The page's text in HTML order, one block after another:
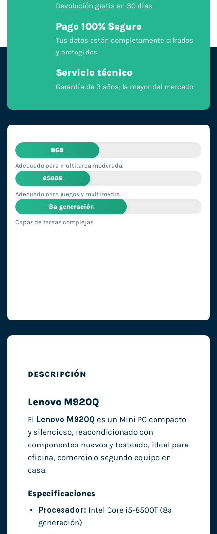
Devolución gratis en 30 días
Pago 100% Seguro
Tus datos están completamente cifrados
y protegidos.
Servicio técnico
Garantía de 3 años, la mayor del mercado
8GB
Adecuado para multitarea moderada.
256GB
Adecuado para juegos y multimedia.
8ª generación
Capaz de tareas complejas.
DESCRIPCIÓN
Lenovo M920Q
El Lenovo M920Q es un Mini PC compacto
y silencioso, reacondicionado con
componentes nuevos y testeado, ideal para
oficina, comercio o segundo equipo en
casa.
Especificaciones
Procesador: Intel Core i5-8500T (8ª
generación)